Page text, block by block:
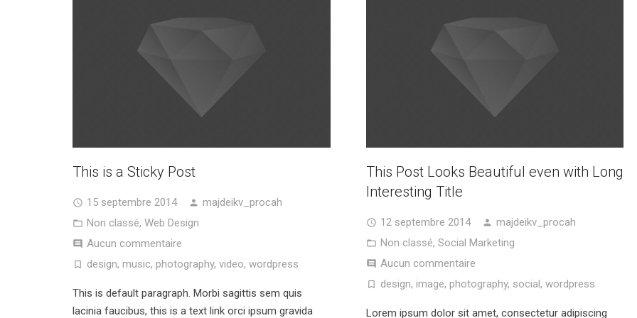
This is a Sticky Post
15 septembre 2014
majdeikv_procah
Non classé, Web Design
Aucun commentaire
design, music, photography, video, wordpress
This is default paragraph. Morbi sagittis sem quis
lacinia faucibus, this is a text link orci ipsum gravida
This Post Looks Beautiful even with Long
Interesting Title
12 septembre 2014
majdeikv_procah
Non classé, Social Marketing
Aucun commentaire
design, image, photography, social, wordpress
Lorem ipsum dolor sit amet, consectetur adipiscing